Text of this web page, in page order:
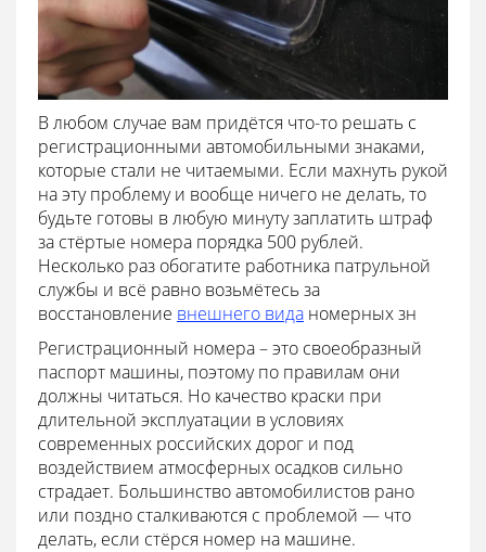
В любом случае вам придётся что-то решать с
регистрационными автомобильными знаками,
которые стали не читаемыми. Если махнуть рукой
на эту проблему и вообще ничего не делать, то
будьте готовы в любую минуту заплатить штраф
за стёртые номера порядка 500 рублей.
Несколько раз обогатите работника патрульной
службы и всё равно возьмётесь за
восстановление внешнего вида номерных зн
Регистрационный номера – это своеобразный
паспорт машины, поэтому по правилам они
должны читаться. Но качество краски при
длительной эксплуатации в условиях
современных российских дорог и под
воздействием атмосферных осадков сильно
страдает. Большинство автомобилистов рано
или поздно сталкиваются с проблемой — что
делать, если стёрся номер на машине.